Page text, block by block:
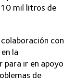
10 mil litros de
con
la
para ir en apoyo
de